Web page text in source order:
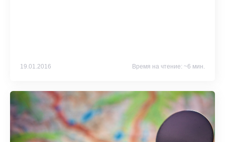
19.01.2016 Время на чтение: ~6 мин.